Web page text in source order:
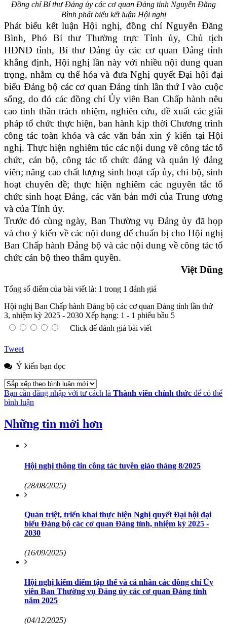
Đồng chí Bí thư Đảng ủy các cơ quan Đảng tỉnh Nguyễn Đăng
Bình phát biểu kết luận Hội nghị
Phát biểu kết luận Hội nghị, đồng chí Nguyễn Đăng
Bình, Phó Bí thư Thường trực Tỉnh ủy, Chủ tịch
HĐND tỉnh, Bí thư Đảng ủy các cơ quan Đảng tỉnh
khẳng định, Hội nghị lần này với nhiều nội dung quan
trọng, nhằm cụ thể hóa và đưa Nghị quyết Đại hội đại
biểu Đảng bộ các cơ quan Đảng tỉnh lần thứ I vào cuộc
sống, do đó các đồng chí Ủy viên Ban Chấp hành nêu
cao tinh thần trách nhiệm, nghiên cứu, đề xuất các giải
pháp tổ chức thực hiện, ban hành kịp thời Chương trình
công tác toàn khóa và các văn bản xin ý kiến tại Hội
nghị. Thực hiện nghiêm túc các nội dung về công tác tổ
chức, cán bộ, công tác tổ chức đảng và quản lý đảng
viên; nâng cao chất lượng sinh hoạt cấp ủy, chi bộ, sinh
hoạt chuyên đề; thực hiện nghiêm các nguyên tắc tổ
chức sinh hoạt Đảng, các văn bản mới của Trung ương
và của Tỉnh ủy.
Trước đó cùng ngày, Ban Thường vụ Đảng ủy đã họp
và cho ý kiến về các nội dung để chuẩn bị cho Hội nghị
Ban Chấp hành Đảng bộ và các nội dung về công tác tổ
chức cán bộ theo thẩm quyền.
Việt Dũng
Tổng số điểm của bài viết là: 1 trong 1 đánh giá
Hội nghị Ban Chấp hành Đảng bộ các cơ quan Đảng tỉnh lần thứ
3, nhiệm kỳ 2025 - 2030 Xếp hạng: 1 - 1 phiếu bầu 5
Click để đánh giá bài viết
Tweet
Ý kiến bạn đọc
Bạn cần đăng nhập với tư cách là Thành viên chính thức để có thể
bình luận
Những tin mới hơn
Hội nghị thông tin công tác tuyên giáo tháng 8/2025
(28/08/2025)
Quán triệt, triển khai thực hiện Nghị quyết Đại hội đại
biểu Đảng bộ các cơ quan Đảng tỉnh, nhiệm kỳ 2025 -
2030
(16/09/2025)
Hội nghị kiểm điểm tập thể và cá nhân các đồng chí Ủy
viên Ban Thường vụ Đảng ủy các cơ quan Đảng tỉnh
năm 2025
(04/12/2025)